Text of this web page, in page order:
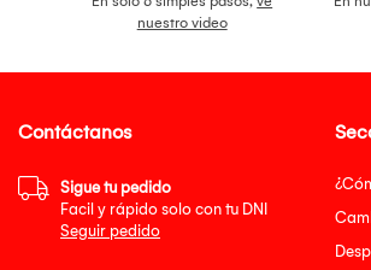
Brillo (Típ.)[cd/m²]
Gama de Color (Mín.)
Profundidad de
Ratio de
Tiempo de
Ángulo de visión
MECÁNICO
Ajustes de posición
Montaje en pared
nuestro video
Contáctanos
Sigue tu pedido
Facil y rápido solo con tu DNI
Seguir pedido